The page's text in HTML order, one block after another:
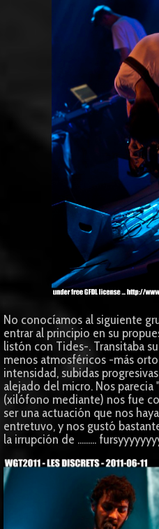
No conocíamos al siguiente
entrar al principio en su
listón con Tides-. Transitaba
menos atmosféricos -más
intensidad, subidas
alejado del micro. Nos parecia
(xilófono mediante) nos fue
ser una actuación que nos
entretuvo, y nos gustó
la irrupción de .........